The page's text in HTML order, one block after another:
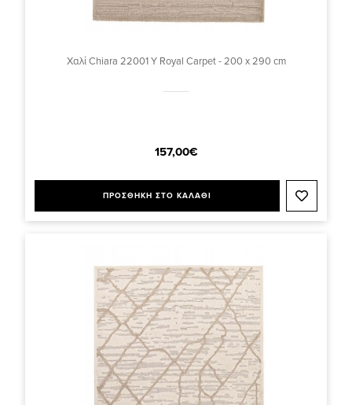
Χαλί Chiara 22001 Y Royal Carpet - 200 x 290 cm
157,00€
ΠΡΟΣΘΗΚΗ ΣΤΟ ΚΑΛΑΘΙ